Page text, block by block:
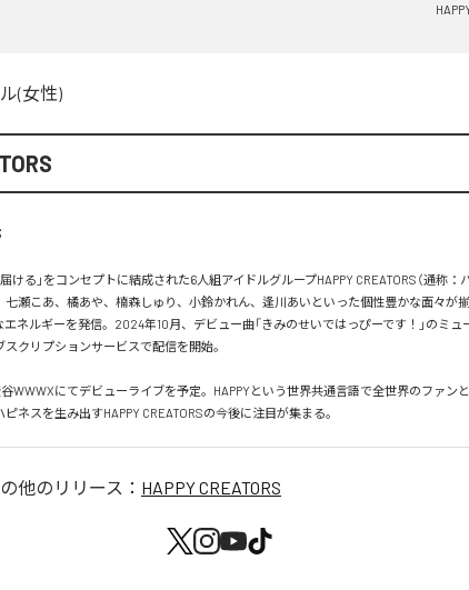
(女性)
ける」をコンセプトに結成された6人組アイドルグループHAPPY CREATORS（通称：
七瀬こあ、橘あや、楠森しゅり、小鈴かれん、逢川あいといった個性豊かな面々が
ネルギーを発信。2024年10月、デビュー曲「きみのせいではっぴーです！」のミュ
クリプションサービスで配信を開始。
谷WWWXにてデビューライブを予定。HAPPYという世界共通言語で全世界のファン
ネスを生み出すHAPPY CREATORSの今後に注目が集まる。
の他のリリース： HAPPY CREATORS